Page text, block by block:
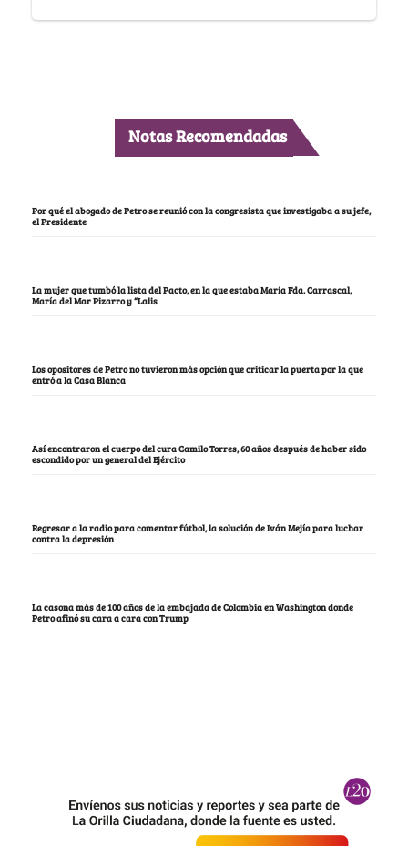
Notas Recomendadas
Por qué el abogado de Petro se reunió con la congresista que investigaba a su jefe,
el Presidente
La mujer que tumbó la lista del Pacto, en la que estaba María Fda. Carrascal,
María del Mar Pizarro y “Lalis
Los opositores de Petro no tuvieron más opción que criticar la puerta por la que
entró a la Casa Blanca
Así encontraron el cuerpo del cura Camilo Torres, 60 años después de haber sido
escondido por un general del Ejército
Regresar a la radio para comentar fútbol, la solución de Iván Mejía para luchar
contra la depresión
La casona más de 100 años de la embajada de Colombia en Washington donde
Petro afinó su cara a cara con Trump